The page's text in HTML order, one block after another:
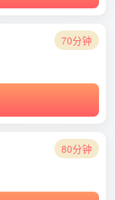
70分钟
80分钟